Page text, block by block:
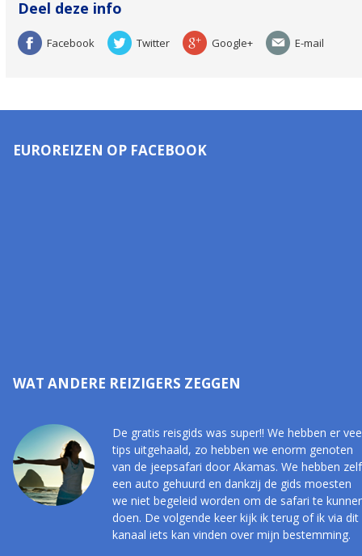
Deel deze info
Facebook Twitter Google+ E-mail
EUROREIZEN OP FACEBOOK
WAT ANDERE REIZIGERS ZEGGEN
De gratis reisgids was super!! We hebben er
tips uitgehaald, zo hebben we enorm genoten
van de jeepsafari door Akamas. We hebben zelf
een auto gehuurd en dankzij de gids moesten
we niet begeleid worden om de safari te
doen. De volgende keer kijk ik terug of ik via dit
kanaal iets kan vinden over mijn bestemming.